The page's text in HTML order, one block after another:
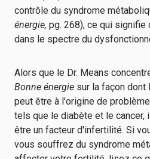
contrôle du syndrome
énergie, pg. 268), ce qui
dans le spectre du
Alors que le Dr. Means
Bonne énergie sur la façon dont
peut être à l'origine de
tels que le diabète et le cancer,
être un facteur d'infertilité. Si
vous souffrez du syndrome